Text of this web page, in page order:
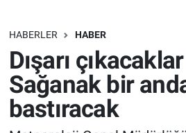
HABERLER HABER
Dışarı
Sağanak bir
bastıracak
Bilim turu
Bilim ve Teknoloji Evreni
Doğa Konuşuyor
Dünya
Teknoloji
Sağlık
Trafik Durumu
Süper Lig Puan Durumu ve
Tüm Manşetler